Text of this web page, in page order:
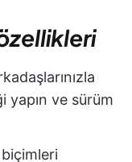
yapın ve sürüm